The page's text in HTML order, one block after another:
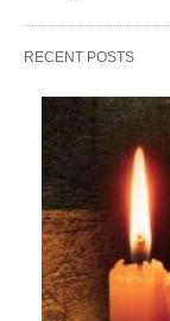
RECENT POSTS